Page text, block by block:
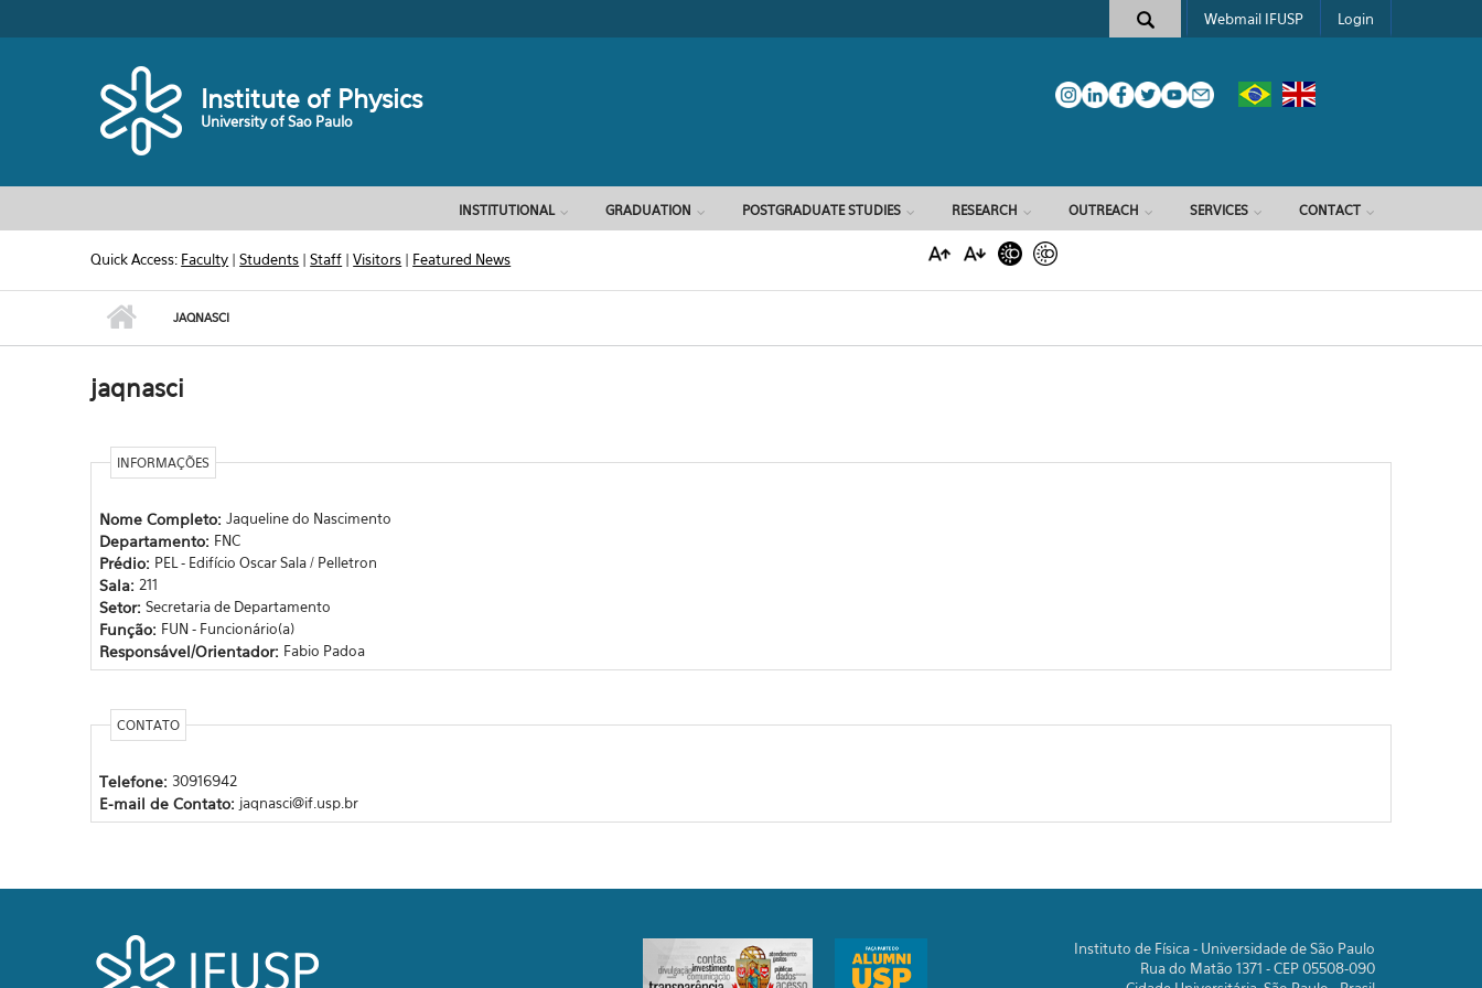
Search form
Webmail IFUSP Login
Institute of Physics
University of Sao Paulo
INSTITUTIONAL GRADUATION POSTGRADUATE STUDIES RESEARCH OUTREACH SERVICES CONTACT
Quick Access: Faculty |Students |Staff |Visitors | Featured News
JAQNASCI
jaqnasci
INFORMAÇÕES
Nome Completo: Jaqueline do Nascimento
Departamento: FNC
Prédio: PEL - Edifício Oscar Sala / Pelletron
Sala: 211
Setor: Secretaria de Departamento
Função: FUN - Funcionário(a)
Responsável/Orientador: Fabio Padoa
CONTATO
Telefone: 30916942
E-mail de Contato: jaqnasci@if.usp.br
Instituto de Física - Universidade de São Paulo
Rua do Matão 1371 - CEP 05508-090